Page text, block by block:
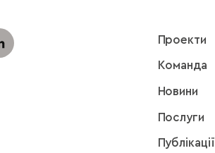
Проекти
Команда
Новини
Послуги
Публікації